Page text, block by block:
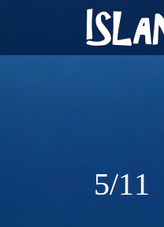
5/